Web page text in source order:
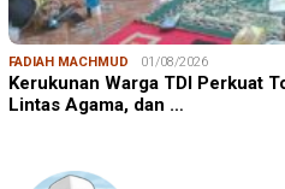
FADIAH MACHMUD 01/08/2026
Kerukunan Warga TDI Perkuat
Lintas Agama, dan …